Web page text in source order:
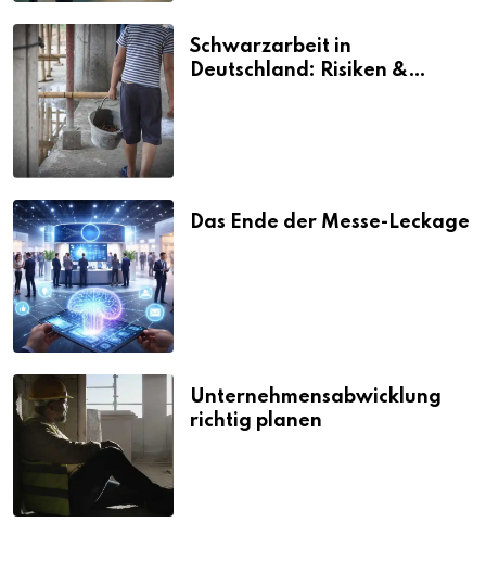
Schwarzarbeit in
Deutschland: Risiken &
Das Ende der Messe-Leckage
Unternehmensabwicklung
richtig planen